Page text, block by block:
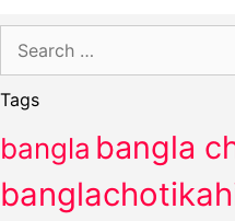
for:
Tags
bangla bangla